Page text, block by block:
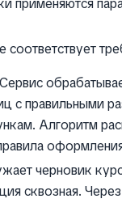
применяются
с правильными
Алгоритм
черновик
сквозная.